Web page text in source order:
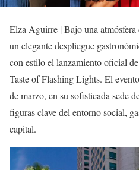
Elza Aguirre | Bajo una
un elegante despliegue
con estilo el lanzamiento oficial
Taste of Flashing Lights. El
de marzo, en su sofisticada sede
figuras clave del entorno social,
capital.